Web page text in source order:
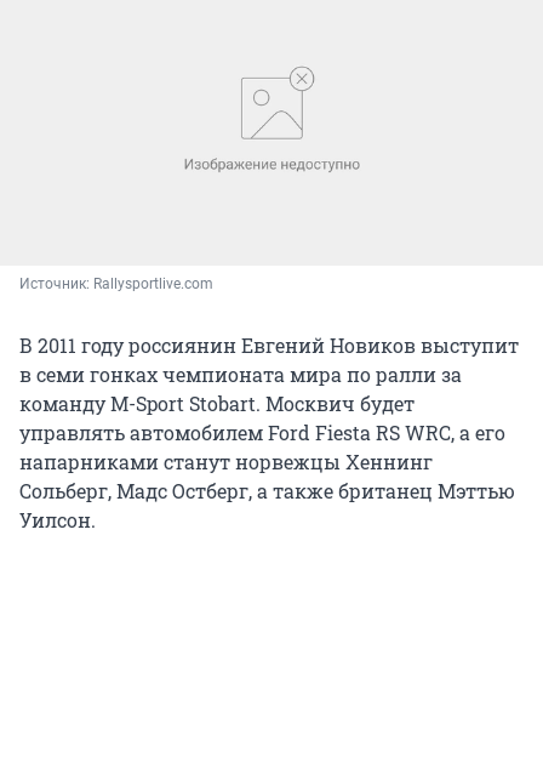
Источник: Rallysportlive.com
В 2011 году россиянин Евгений Новиков выступит
в семи гонках чемпионата мира по ралли за
команду M-Sport Stobart. Москвич будет
управлять автомобилем Ford Fiesta RS WRC, а его
напарниками станут норвежцы Хеннинг
Сольберг, Мадс Остберг, а также британец Мэттью
Уилсон.